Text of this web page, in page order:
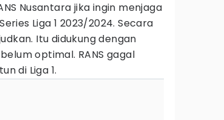
Nusantara jika ingin menjaga
Liga 1 2023/2024. Secara
Itu didukung dengan
optimal. RANS gagal
di Liga 1.